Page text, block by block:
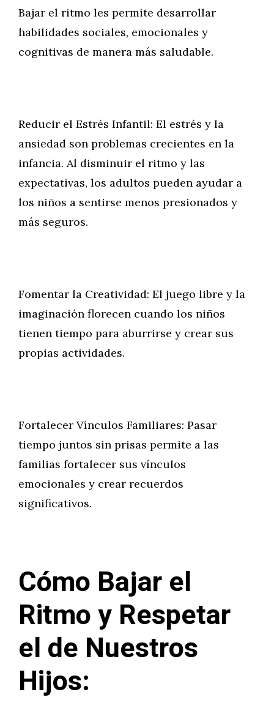
Bajar el ritmo les permite desarrollar
habilidades sociales, emocionales y
cognitivas de manera más saludable.
Reducir el Estrés Infantil: El estrés y la
ansiedad son problemas crecientes en la
infancia. Al disminuir el ritmo y las
expectativas, los adultos pueden ayudar a
los niños a sentirse menos presionados y
más seguros.
Fomentar la Creatividad: El juego libre y la
imaginación florecen cuando los niños
tienen tiempo para aburrirse y crear sus
propias actividades.
Fortalecer Vínculos Familiares: Pasar
tiempo juntos sin prisas permite a las
familias fortalecer sus vínculos
emocionales y crear recuerdos
significativos.
Cómo Bajar el
Ritmo y Respetar
el de Nuestros
Hijos: